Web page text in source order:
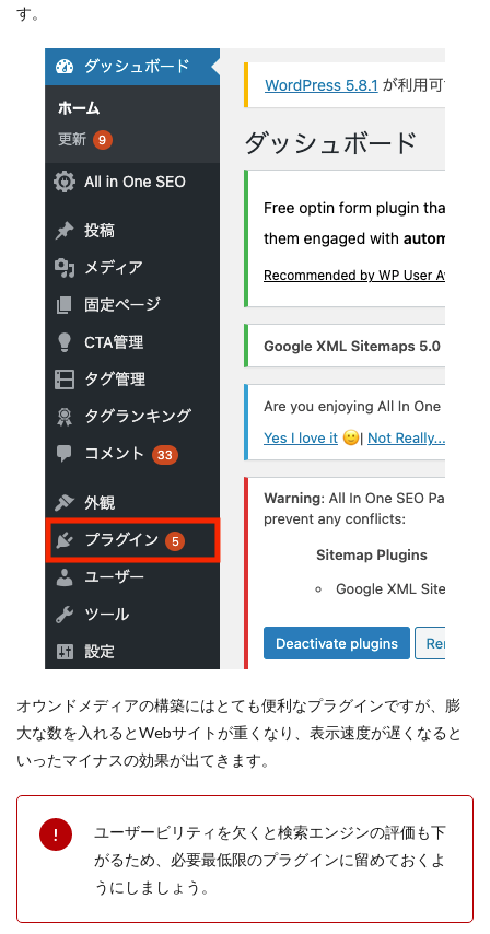
す。
オウンドメディアの構築にはとても便利なプラグインですが、膨
大な数を入れるとWebサイトが重くなり、表示速度が遅くなると
いったマイナスの効果が出てきます。
ユーザービリティを欠くと検索エンジンの評価も下
がるため、必要最低限のプラグインに留めておくよ
うにしましょう。